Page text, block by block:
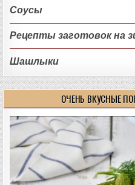
Соусы
Рецепты заготовок на
Шашлыки
ОЧЕНЬ ВКУСНЫЕ